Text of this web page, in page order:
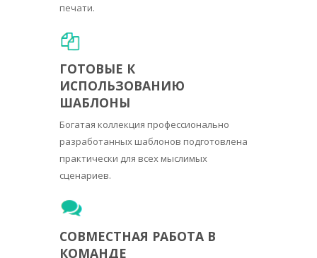
печати.
ГОТОВЫЕ К
ИСПОЛЬЗОВАНИЮ
ШАБЛОНЫ
Богатая коллекция профессионально
разработанных шаблонов подготовлена
практически для всех мыслимых
сценариев.
СОВМЕСТНАЯ РАБОТА В
КОМАНДЕ